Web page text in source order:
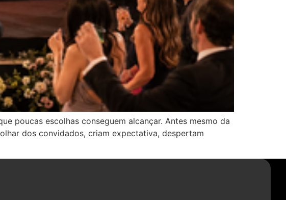
poucas escolhas conseguem alcançar. Antes mesmo da
dos convidados, criam expectativa, despertam